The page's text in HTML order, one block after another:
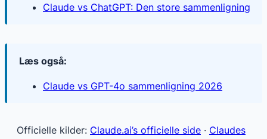
Claude vs ChatGPT: Den store sammenligning
Læs også:
Claude vs GPT-4o sammenligning 2026
Officielle kilder: Claude.ai’s officielle side · Claudes